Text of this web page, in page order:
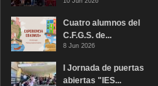
Cuatro alumnos del
C.F.G.S. de...
8 Jun 2026
I Jornada de puertas
abiertas "IES...